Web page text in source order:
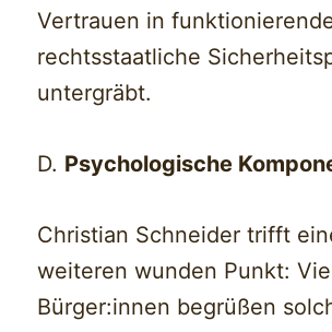
Vertrauen in
rechtsstaatliche
untergräbt.
D. Psychologische
Christian Schneider trifft
weiteren wunden Punkt:
Bürger:innen begrüßen